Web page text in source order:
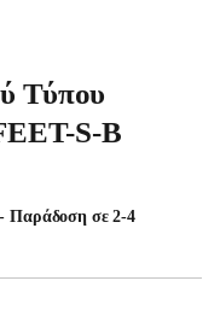
Τύπου
S-B
- Παράδοση σε 2-4